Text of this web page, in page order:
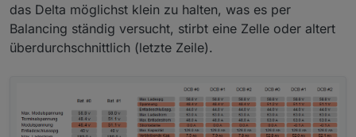
das Delta möglichst klein zu halten, was es per
Balancing ständig versucht, stirbt eine Zelle oder altert
überdurchschnittlich (letzte Zeile).